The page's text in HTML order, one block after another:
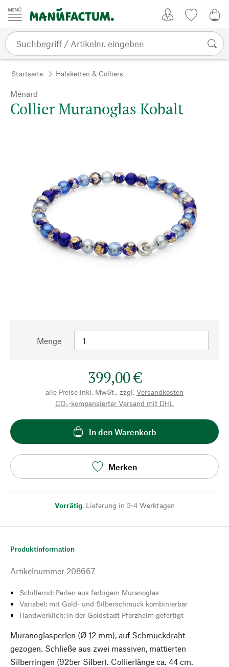
Zum Inhalt springen
Startseite Halsketten & Colliers
Ménard
Collier Muranoglas Kobalt
Menge
399,00 €
alle Preise inkl. MwSt., zzgl. Versandkosten
CO₂-kompensierter Versand mit DHL
In den Warenkorb
Merken
Vorrätig, Lieferung in 3-4 Werktagen
Produktinformation
Artikelnummer 208667
Schillernd: Perlen aus farbigem Muranoglas
Variabel: mit Gold- und Silberschmuck kombinierbar
Handwerklich: in der Goldstadt Pforzheim gefertigt
Muranoglasperlen (Ø 12 mm), auf Schmuckdraht
gezogen. Schließe aus zwei massiven, mattierten
Silberringen (925er Silber). Collierlänge ca. 44 cm.